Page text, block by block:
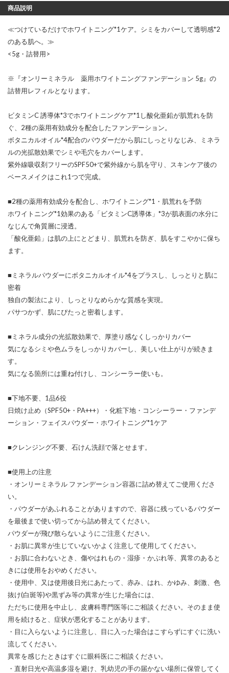
商品説明
≪つけているだけでホワイトニング*1ケア。シミをカバーして透明感*2
のある肌へ。≫
<5g・詰替用>
※『オンリーミネラル 薬用ホワイトニングファンデーション 5g』の
詰替用レフィルとなります。
ビタミンC 誘導体*3でホワイトニングケア*1し酸化亜鉛が肌荒れを防
ぐ、2種の薬用有効成分を配合したファンデーション。
ボタニカルオイル*4配合のパウダーだから肌にしっとりなじみ、ミネラ
ルの光拡散効果でシミや毛穴をカバーします。
紫外線吸収剤フリーのSPF50+で紫外線から肌を守り、スキンケア後の
ベースメイクはこれ1つで完成。
■2種の薬用有効成分を配合し、ホワイトニング*1・肌荒れを予防
ホワイトニング*1効果のある「ビタミンC誘導体」*3が肌表面の水分に
なじんで角質層に浸透。
「酸化亜鉛」は肌の上にとどまり、肌荒れを防ぎ、肌をすこやかに保ち
ます。
■ミネラルパウダーにボタニカルオイル*4をプラスし、しっとりと肌に
密着
独自の製法により、しっとりなめらかな質感を実現。
パサつかず、肌にぴたっと密着します。
■ミネラル成分の光拡散効果で、厚塗り感なくしっかりカバー
気になるシミや色ムラをしっかりカバーし、美しい仕上がりが続きま
す。
気になる箇所には重ね付けし、コンシーラー使いも。
■下地不要、1品6役
日焼け止め（SPF50+・PA+++）・化粧下地・コンシーラー・ファンデ
ーション・フェイスパウダー・ホワイトニング*1ケア
■クレンジング不要、石けん洗顔で落とせます。
■使用上の注意
・オンリーミネラル ファンデーション容器に詰め替えてご使用くださ
い。
・パウダーがあふれることがありますので、容器に残っているパウダー
を最後まで使い切ってから詰め替えてください。
パウダーが飛び散らないようにご注意ください。
・お肌に異常が生じていないかよく注意して使用してください。
・お肌に合わないとき、傷やはれもの・湿疹・かぶれ等、異常のあると
きには使用をおやめください。
・使用中、又は使用後日光にあたって、赤み、はれ、かゆみ、刺激、色
抜け(白斑等)や黒ずみ等の異常が生じた場合には、
ただちに使用を中止し、皮膚科専門医等にご相談ください。そのまま使
用を続けると、症状が悪化することがあります。
・目に入らないように注意し、目に入った場合はこすらずにすぐに洗い
流してください。
異常を感じたときはすぐに眼科医にご相談ください。
・直射日光や高温多湿を避け、乳幼児の手の届かない場所に保管してく